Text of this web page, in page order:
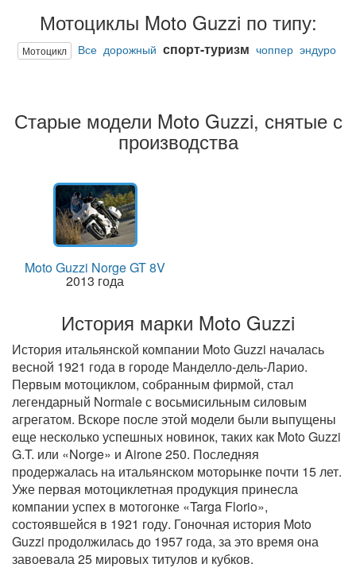
Мотоциклы Moto Guzzi по типу:
Мотоцикл Все дорожный спорт-туризм чоппер эндуро
Старые модели Moto Guzzi, снятые с
производства
Moto Guzzi Norge GT 8V
2013 года
История марки Moto Guzzi
История итальянской компании Moto Guzzi началась
весной 1921 года в городе Манделло-дель-Ларио.
Первым мотоциклом, собранным фирмой, стал
легендарный Normale с восьмисильным силовым
агрегатом. Вскоре после этой модели были выпущены
еще несколько успешных новинок, таких как Moto Guzzi
G.T. или «Norge» и Airone 250. Последняя
продержалась на итальянском моторынке почти 15 лет.
Уже первая мотоциклетная продукция принесла
компании успех в мотогонке «Targa Florio»,
состоявшейся в 1921 году. Гоночная история Moto
Guzzi продолжилась до 1957 года, за это время она
завоевала 25 мировых титулов и кубков.